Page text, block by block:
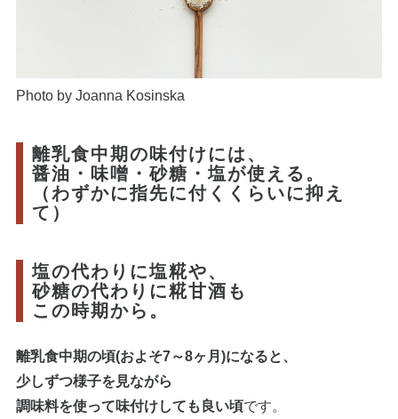
Photo by Joanna Kosinska
離乳食中期の味付けには、
醤油・味噌・砂糖・塩が使える。
（わずかに指先に付くくらいに抑え
て）
塩の代わりに塩糀や、
砂糖の代わりに糀甘酒も
この時期から。
離乳食中期の頃(およそ7～8ヶ月)になると、
少しずつ様子を見ながら
調味料を使って味付けしても良い頃です。